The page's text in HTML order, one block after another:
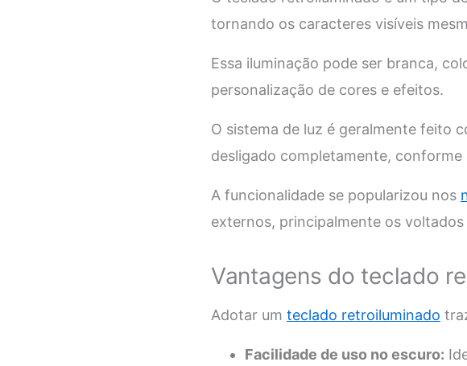
tornando os caracteres visíveis
Essa iluminação pode ser branca,
personalização de cores e efeitos.
O sistema de luz é geralmente feito
desligado completamente, conforme
A funcionalidade se popularizou nos
externos, principalmente os
Vantagens do teclado
Adotar um teclado retroiluminado
Facilidade de uso no escuro: